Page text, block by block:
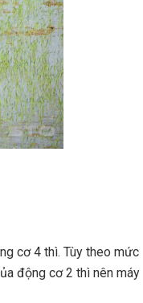
cơ 4 thì. Tùy theo mức
động cơ 2 thì nên máy